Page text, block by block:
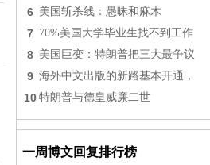
6 美国斩杀线：愚昧和麻木
7 70%美国大学毕业生找不到工作
8 美国巨变：特朗普把三大最争议
9 海外中文出版的新路基本开通，
10 特朗普与德皇威廉二世
一周博文回复排行榜